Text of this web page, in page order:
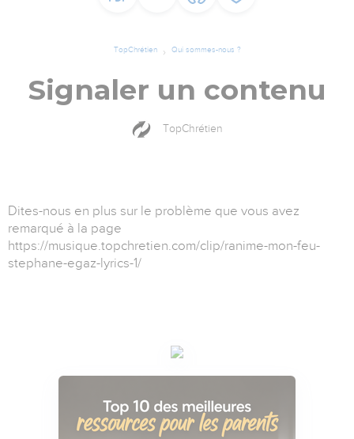
TopChrétien Qui sommes-nous ?
Signaler un contenu
TopChrétien
Dites-nous en plus sur le problème que vous avez
remarqué à la page
https://musique.topchretien.com/clip/ranime-mon-feu-
stephane-egaz-lyrics-1/